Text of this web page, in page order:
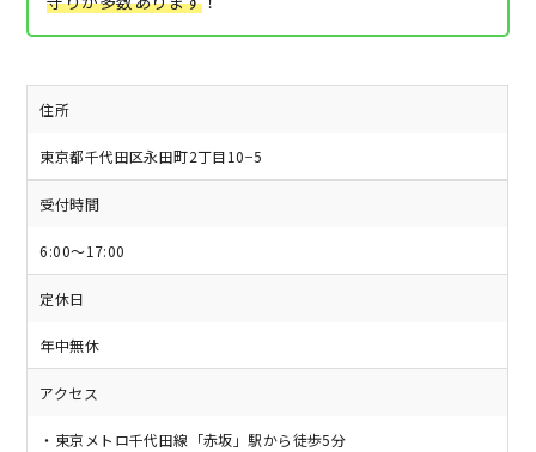
住所
東京都千代田区永田町2丁目10−5
受付時間
6:00～17:00
定休日
年中無休
アクセス
・東京メトロ千代田線「赤坂」駅から徒歩5分